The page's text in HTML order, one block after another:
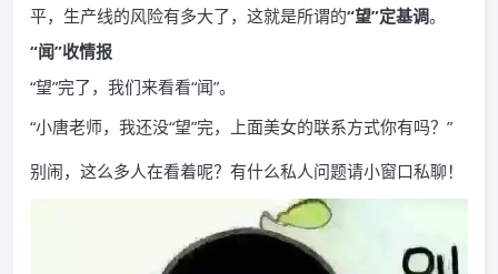
平，生产线的风险有多大了，这就是所谓的“望”定基调。
“闻”收情报
“望”完了，我们来看看“闻”。
“小唐老师，我还没“望”完，上面美女的联系方式你有吗？”
别闹，这么多人在看着呢？有什么私人问题请小窗口私聊！